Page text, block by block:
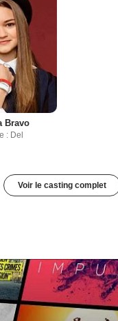
Bravo
: Del
Voir le casting complet